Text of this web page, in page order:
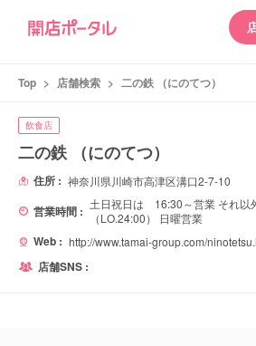
Top > 店舗検索 > 二の鉄 （にのてつ）
飲食店
二の鉄 （にのてつ）
住所 : 神奈川県川崎市高津区溝口2-7-10
営業時間 : 土日祝日は 16:30～営業 それ
（LO.24:00） 日曜営業
Web : http://www.tamai-group.com/
店舗SNS :